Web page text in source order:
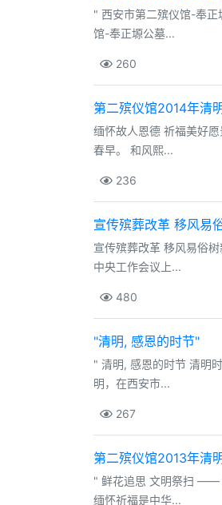
" 西安市第二殡仪馆-奉正
馆-奉正塬公墓...
260
第二殡仪馆2014年清
缅怀故人恩德 祈福美好
春早。 和风熙...
236
宣传殡葬改革 移风易
宣传殡葬改革 移风易俗
中央工作会议上...
480
"清明, 感恩的时节"
" 清明, 感恩的时节 清明
明，在西安市...
267
第二殡仪馆2013年清
" 鲜花追思 文明祭扫 ——
缅怀祈福是中华...